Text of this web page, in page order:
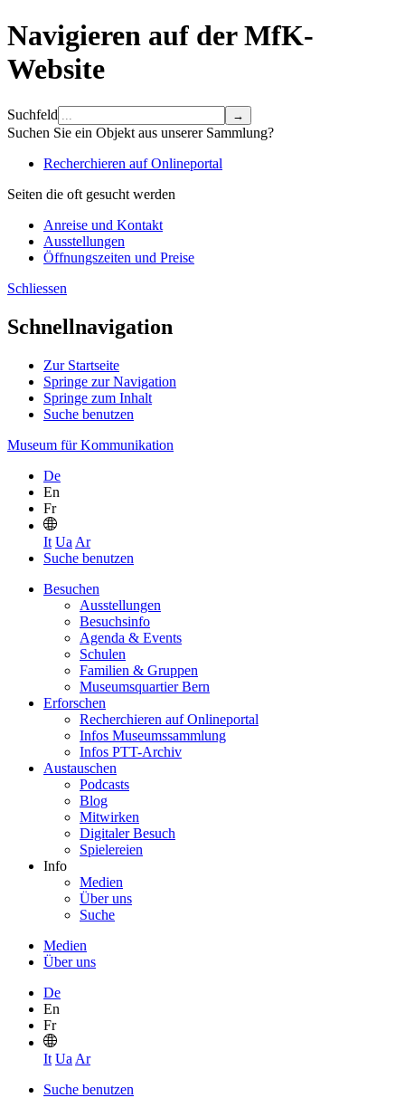
Navigieren auf der MfK-
Website
Suchfeld
Suchen Sie ein Objekt aus unserer Sammlung?
Recherchieren auf Onlineportal
Seiten die oft gesucht werden
Anreise und Kontakt
Ausstellungen
Öffnungszeiten und Preise
Schliessen
Schnellnavigation
Zur Startseite
Springe zur Navigation
Springe zum Inhalt
Suche benutzen
Museum für Kommunikation
De
En
Fr
It Ua Ar
Suche benutzen
Besuchen
Ausstellungen
Besuchsinfo
Agenda & Events
Schulen
Familien & Gruppen
Museumsquartier Bern
Erforschen
Recherchieren auf Onlineportal
Infos Museumssammlung
Infos PTT-Archiv
Austauschen
Podcasts
Blog
Mitwirken
Digitaler Besuch
Spielereien
Info
Medien
Über uns
Suche
Medien
Über uns
De
En
Fr
It Ua Ar
Suche benutzen